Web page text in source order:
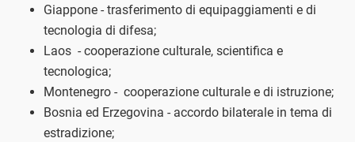
Giappone - trasferimento di equipaggiamenti e di
tecnologia di difesa;
Laos - cooperazione culturale, scientifica e
tecnologica;
Montenegro - cooperazione culturale e di istruzione;
Bosnia ed Erzegovina - accordo bilaterale in tema di
estradizione;